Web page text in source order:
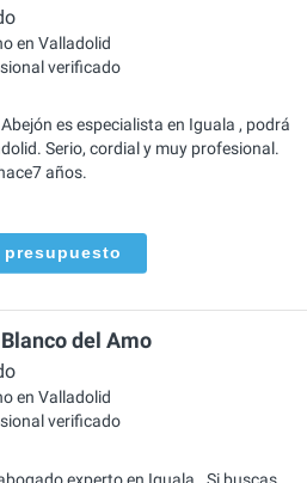
en Valladolid
verificado
es especialista en Iguala , podrá
Serio, cordial y muy profesional.
años.
presupuesto
del Amo
en Valladolid
verificado
experto en Iguala . Si buscas